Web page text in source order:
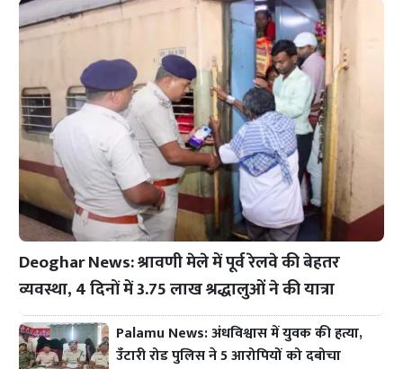
Deoghar News: श्रावणी मेले में पूर्व रेलवे की बेहतर
व्यवस्था, 4 दिनों में 3.75 लाख श्रद्धालुओं ने की यात्रा
Palamu News: अंधविश्वास में युवक की हत्या,
उँटारी रोड पुलिस ने 5 आरोपियों को दबोचा